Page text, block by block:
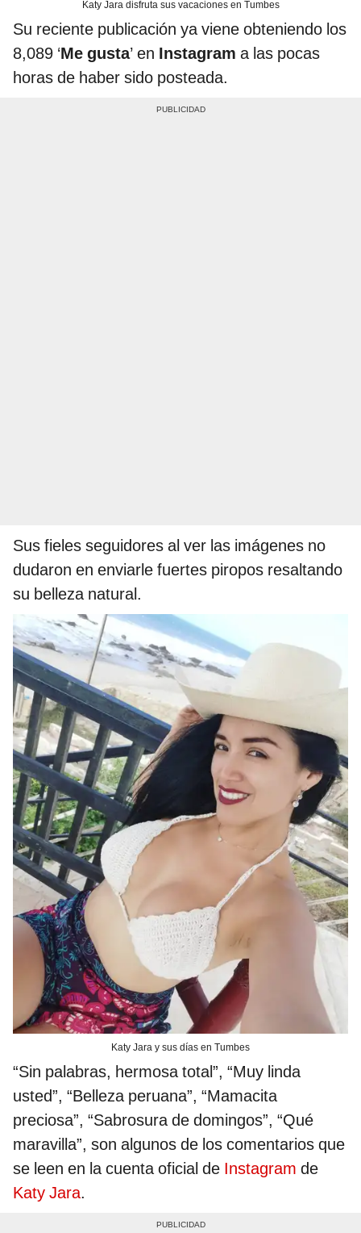
Katy Jara disfruta sus vacaciones en Tumbes
Su reciente publicación ya viene obteniendo los
8,089 ‘Me gusta’ en Instagram a las pocas
horas de haber sido posteada.
Sus fieles seguidores al ver las imágenes no
dudaron en enviarle fuertes piropos resaltando
su belleza natural.
Katy Jara y sus días en Tumbes
“Sin palabras, hermosa total”, “Muy linda
usted”, “Belleza peruana”, “Mamacita
preciosa”, “Sabrosura de domingos”, “Qué
maravilla”, son algunos de los comentarios que
se leen en la cuenta oficial de Instagram de
Katy Jara.